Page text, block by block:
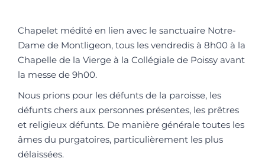
Chapelet médité en lien avec le sanctuaire Notre-
Dame de Montligeon, tous les vendredis à 8h00 à la
Chapelle de la Vierge à la Collégiale de Poissy avant
la messe de 9h00.
Nous prions pour les défunts de la paroisse, les
défunts chers aux personnes présentes, les prêtres
et religieux défunts. De manière générale toutes les
âmes du purgatoires, particulièrement les plus
délaissées.